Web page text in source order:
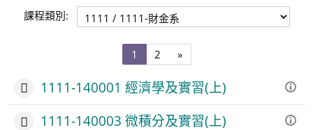
正體中文 ‎(zh_tw)‎
搜
尋
程
課程類別:
1
1
頁
2第
2
頁
»下
一
頁
1111-140001 經濟學及實習(上)
1111-140003 微積分及實習(上)